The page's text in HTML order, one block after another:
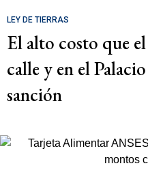
LEY DE TIERRAS
El alto costo que
calle y en el
sanción